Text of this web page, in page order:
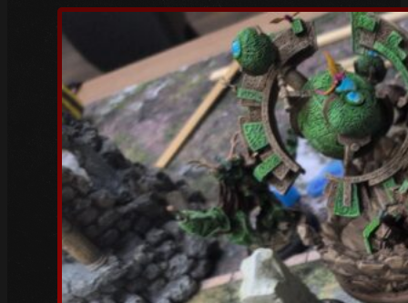
Februar 2024(1)
Januar 2024
Dezember 2023(1)
November 2023(1)
Oktober 2023(3)
Juli 2023(1)
Juni 2023 (1)
Mai 2023(5)
April 2023(3)
März 2023(6)
Februar 2023(4)
Januar 2023
(5)
Dezember 2022(4)
November 2022(4)
Oktober 2022(5)